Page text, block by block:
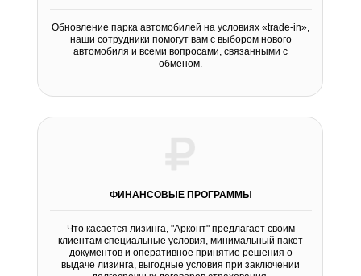
Обновление парка автомобилей на условиях «trade-in»,
наши сотрудники помогут вам с выбором нового
автомобиля и всеми вопросами, связанными с
обменом.
Что касается лизинга, "Арконт" предлагает своим
клиентам специальные условия, минимальный пакет
документов и оперативное принятие решения о
выдаче лизинга, выгодные условия при заключении
ФИНАНСОВЫЕ ПРОГРАММЫ